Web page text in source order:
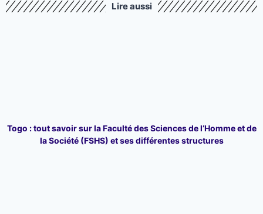
Lire aussi
Togo : tout savoir sur la Faculté des Sciences de l’Homme et de
la Société (FSHS) et ses différentes structures